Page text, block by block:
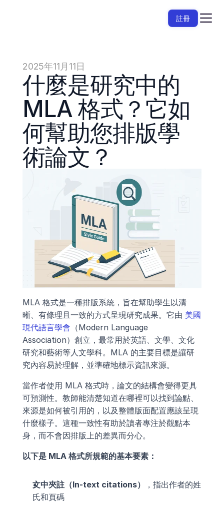
2025年11月11日
什麼是研究中的
MLA 格式？它如
何幫助您排版學
術論文？
MLA 格式是一種排版系統，旨在幫助學生以清
晰、有條理且一致的方式呈現研究成果。它由 美國
現代語言學會 （Modern Language
Association）創立，最常用於英語、文學、文化
研究和藝術等人文學科。MLA 的主要目標是讓研
究內容易於理解，並準確地標示資訊來源。
當作者使用 MLA 格式時，論文的結構會變得更具
可預測性。教師能清楚知道在哪裡可以找到論點、
來源是如何被引用的，以及整體版面配置應該呈現
什麼樣子。這種一致性有助於讀者專注於觀點本
身，而不會因排版上的差異而分心。
以下是 MLA 格式所規範的基本要素：
文中夾註（In-text citations）
，指出作者的姓
氏和頁碼
註冊